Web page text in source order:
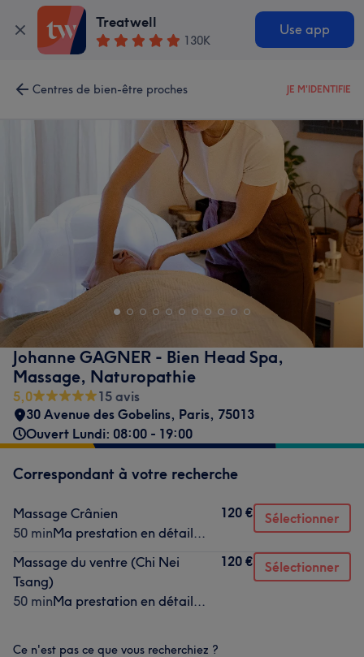
Treatwell
130K
Use app
Centres de bien-être proches JE M'IDENTIFIE
Johanne GAGNER - Bien Head Spa,
Massage, Naturopathie
5,0
15 avis
30 Avenue des Gobelins, Paris, 75013
Ouvert Lundi: 08:00 - 19:00
Correspondant à votre recherche
Massage Crânien
50 minMa prestation en détail...
120 € Sélectionner
Massage du ventre (Chi Nei
Tsang)
50 minMa prestation en détail...
120 € Sélectionner
Ce n'est pas ce que vous recherchiez ?